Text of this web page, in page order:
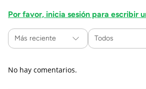
Por favor, inicia sesión para escribir
Más reciente Todos
No hay comentarios.